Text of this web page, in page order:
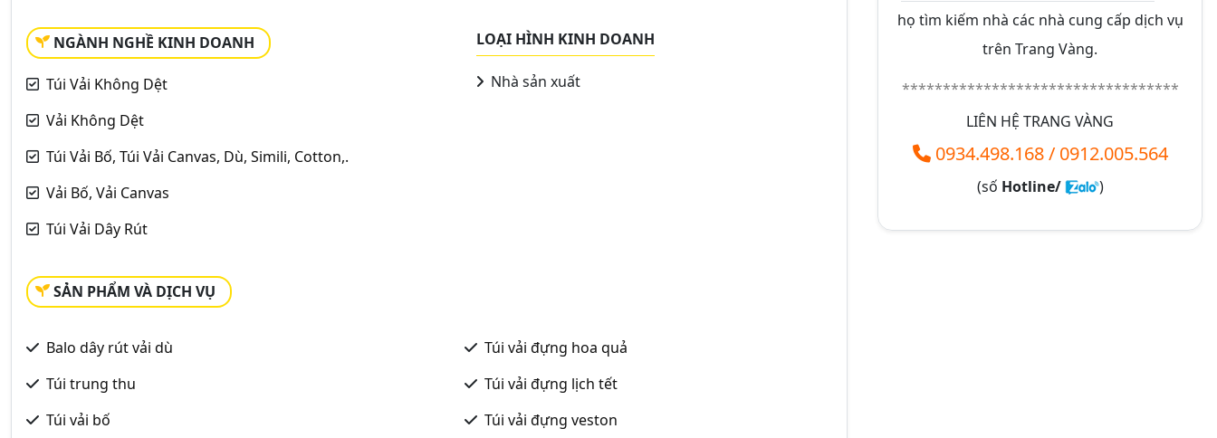
NGÀNH NGHỀ KINH DOANH
Túi Vải Không Dệt
Vải Không Dệt
Túi Vải Bố, Túi Vải Canvas, Dù, Simili, Cotton,.
Vải Bố, Vải Canvas
Túi Vải Dây Rút
LOẠI HÌNH KINH DOANH
Nhà sản xuất
SẢN PHẨM VÀ DỊCH VỤ
Balo dây rút vải dù
Túi trung thu
Túi vải bố
Túi vải đựng hoa quả
Túi vải đựng lịch tết
Túi vải đựng veston
họ tìm kiếm nhà các nhà cung cấp dịch vụ
trên Trang Vàng.
**********************************
LIÊN HỆ TRANG VÀNG
0934.498.168/ 0912.005.564
(số Hotline/ )